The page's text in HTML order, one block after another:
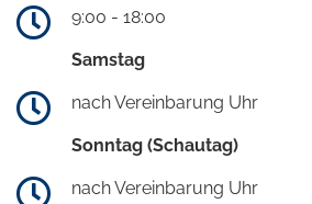
9:00 - 18:00
Samstag
nach Vereinbarung Uhr
Sonntag (Schautag)
nach Vereinbarung Uhr